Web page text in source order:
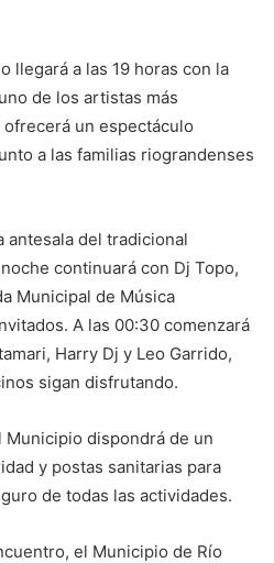
llegará a las 19 horas con la
de los artistas más
un espectáculo
a las familias riograndenses
antesala del tradicional
continuará con Dj Topo,
Municipal de Música
A las 00:30 comenzará
Harry Dj y Leo Garrido,
sigan disfrutando.
Municipio dispondrá de un
y postas sanitarias para
de todas las actividades.
el Municipio de Río